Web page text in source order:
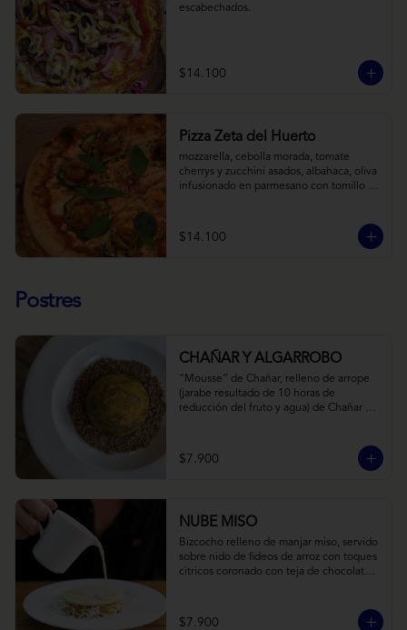
escabechados.
$14.100
Pizza Zeta del Huerto
mozzarella, cebolla morada, tomate
cherrys y zucchini asados, albahaca, oliva
infusionado en parmesano con tomillo y
$14.100
Postres
CHAÑAR Y ALGARROBO
"Mousse” de Chañar, relleno de arrope
(jarabe resultado de 10 horas de
reducción del fruto y agua) de Chañar
amargo y cúrcuma, sobre una tierra de
harina de Algarrobo y nueces.
$7.900
NUBE MISO
Bizcocho relleno de manjar miso, servido
sobre nido de fideos de arroz con toques
citricos coronado con teja de chocolate
$7.900